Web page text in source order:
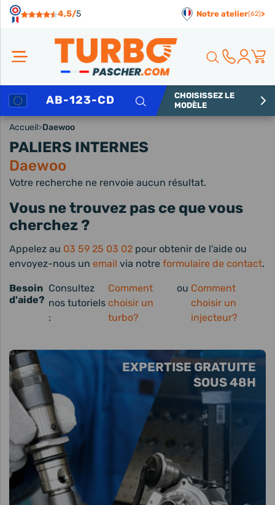
4,5/5 Notre atelier(62)>
Rechercher
CHOISISSEZ LE
MODÈLE
Accueil>Daewoo
PALIERS INTERNES
Daewoo
EXPERTISE GRATUITE
SOUS 48H
Votre recherche ne renvoie aucun résultat.
Vous ne trouvez pas ce que vous
cherchez ?
Appelez au 03 59 25 03 02 pour obtenir de l'aide ou
envoyez-nous un email via notre formulaire de contact.
Besoin
d'aide?
Consultez
nos tutoriels
:
Comment
choisir un
turbo?
ou Comment
choisir un
injecteur?
Panneau de gestion des cookies